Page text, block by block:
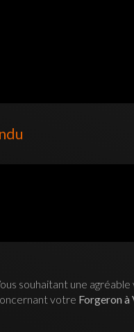
souhaitant une
votre Forgeron à